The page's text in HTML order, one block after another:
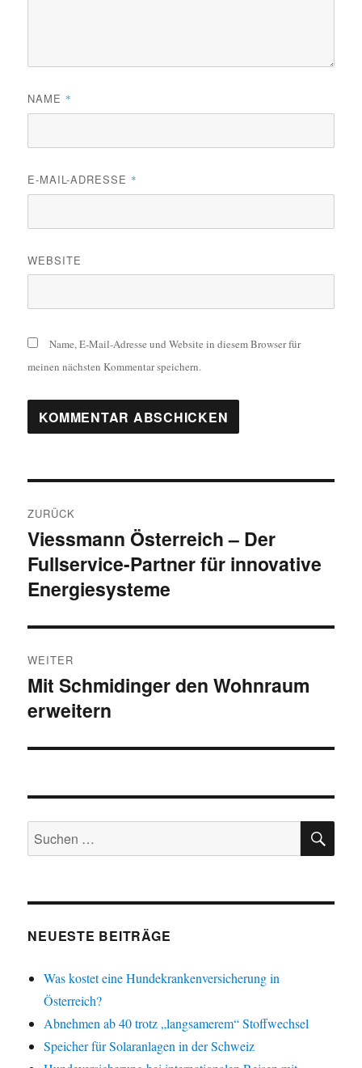
NAME *
E-MAIL-ADRESSE *
WEBSITE
Name, E-Mail-Adresse und Website in diesem Browser für
meinen nächsten Kommentar speichern.
ZURÜCK
Vorheriger
Beitrag:
Viessmann Österreich – Der
Fullservice-Partner für innovative
Energiesysteme
WEITER
Nächster
Beitrag:
Mit Schmidinger den Wohnraum
erweitern
Suchen
nach:
NEUESTE BEITRÄGE
Was kostet eine Hundekrankenversicherung in
Österreich?
Abnehmen ab 40 trotz „langsamerem“ Stoffwechsel
Speicher für Solaranlagen in der Schweiz